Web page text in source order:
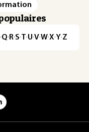
·Q· R·S·T·U·V·W·X·Y·Z